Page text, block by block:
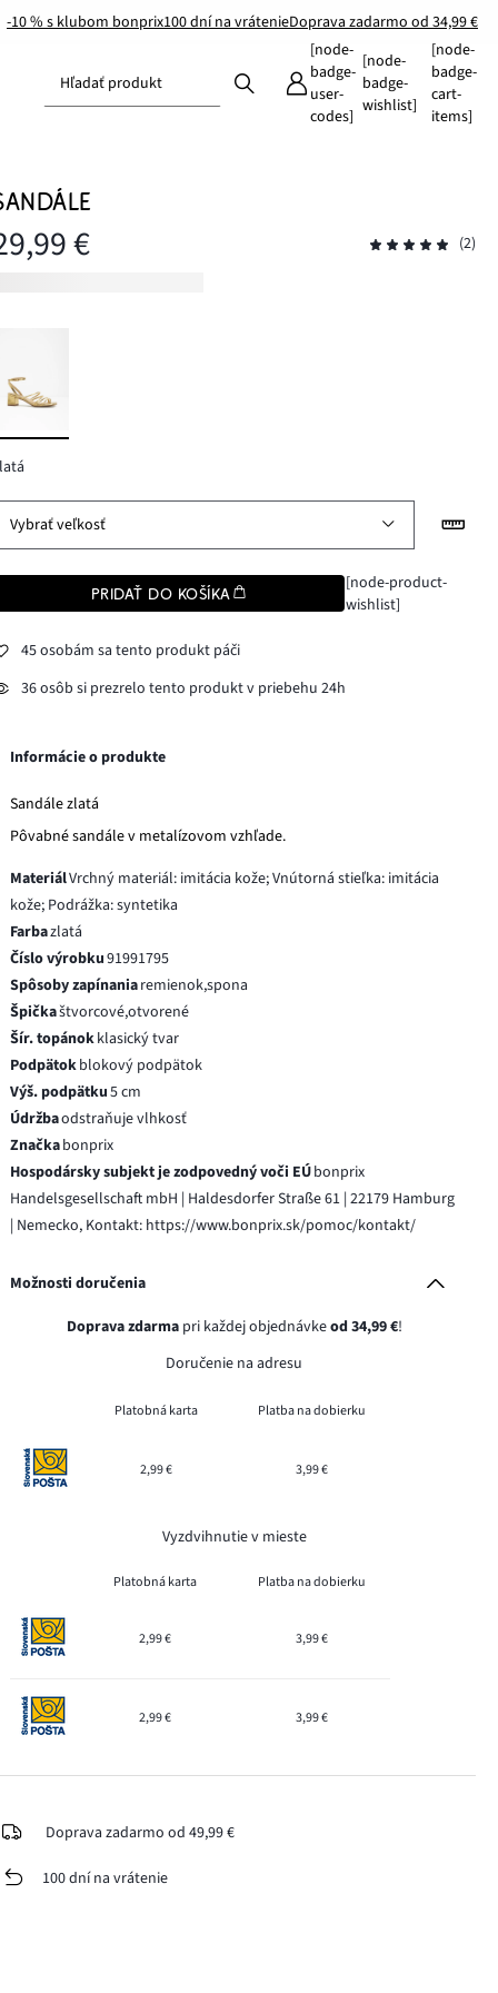
-10 % s klubom bonprix100 dní na vrátenieDoprava zadarmo od 34,99 €
Hľadať produkt
[node-
badge-
user-
codes]
[node-
badge-
wishlist]
[node-
badge-
cart-
items]
€ (2)
Vybrať veľkosť
PRIDAŤ DO KOŠÍKA
[node-product-
wishlist]
45 osobám sa tento produkt páči
36 osôb si prezrelo tento produkt v priebehu 24h
Informácie o produkte
Sandále zlatá
Pôvabné sandále v metalízovom vzhľade.
MateriálVrchný materiál: imitácia kože; Vnútorná stieľka: imitácia
kože; Podrážka: syntetika
Farbazlatá
Číslo výrobku91991795
Spôsoby zapínaniaremienok,spona
Špičkaštvorcové,otvorené
Šír. topánokklasický tvar
Podpätokblokový podpätok
Výš. podpätku5 cm
Údržbaodstraňuje vlhkosť
Značkabonprix
Hospodársky subjekt je zodpovedný voči EÚbonprix
Handelsgesellschaft mbH | Haldesdorfer Straße 61 | 22179 Hamburg
| Nemecko, Kontakt: https://www.bonprix.sk/pomoc/kontakt/
Možnosti doručenia
Doprava zdarmapri každej objednávkeod 34,99 €!
Doručenie na adresu
Platobná karta Platba na dobierku
2,99 € 3,99 €
Vyzdvihnutie v mieste
Platobná karta Platba na dobierku
2,99 € 3,99 €
2,99 € 3,99 €
Doprava zadarmo od 49,99 €
100 dní na vrátenie